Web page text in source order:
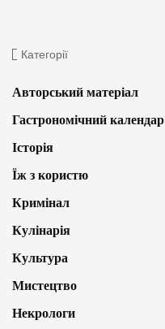
Категорії
Авторський матеріал
Гастрономічний календар
Історія
Їж з користю
Кримінал
Кулінарія
Культура
Мистецтво
Некрологи